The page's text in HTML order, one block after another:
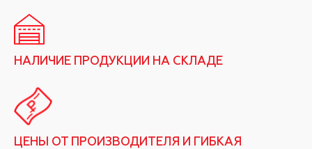
НАЛИЧИЕ ПРОДУКЦИИ НА СКЛАДЕ
ЦЕНЫ ОТ ПРОИЗВОДИТЕЛЯ И ГИБКАЯ